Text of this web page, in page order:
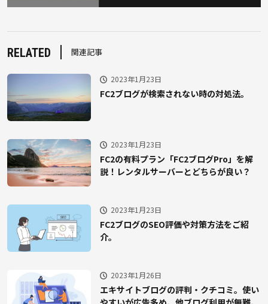
RELATED 関連記事
2023年1月23日
FC2ブログが検索されない時の対処法。
2023年1月23日
FC2の有料プラン「FC2ブログPro」を解
説！レンタルサーバーとどちらが良い？
2023年1月23日
FC2ブログのSEO評価や対策方法をご紹
介。
2023年1月26日
エキサイトブログの評判・クチコミ。使い